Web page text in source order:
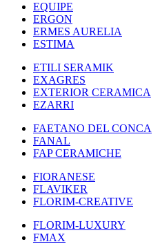
EQUIPE
ERGON
ERMES AURELIA
ESTIMA
ETILI SERAMIK
EXAGRES
EXTERIOR CERAMICA
EZARRI
FAETANO DEL CONCA
FANAL
FAP CERAMICHE
FIORANESE
FLAVIKER
FLORIM-CREATIVE
FLORIM-LUXURY
FMAX